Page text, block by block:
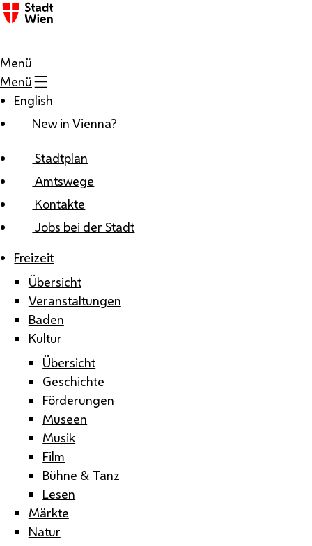
Zum Inhalt
Menü
Menü
English
New in Vienna?
Stadtplan
Amtswege
Kontakte
Jobs bei der Stadt
Freizeit
Übersicht
Veranstaltungen
Baden
Kultur
Übersicht
Geschichte
Förderungen
Museen
Musik
Film
Bühne & Tanz
Lesen
Märkte
Natur